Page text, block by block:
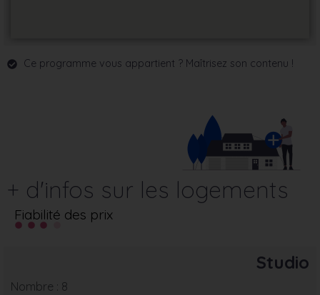
Ce programme vous appartient ? Maîtrisez son contenu !
+ d'infos sur les logements
Fiabilité des prix
Studio
Nombre : 8